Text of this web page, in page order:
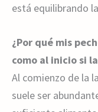
está equilibrando
¿Por qué mis
como al inicio si
Al comienzo de la
suele ser